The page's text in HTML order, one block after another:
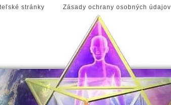
stránky Zásady ochrany osobných údajov